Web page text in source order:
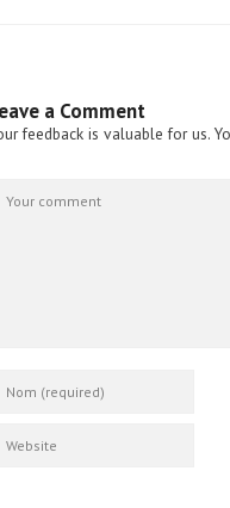
a Comment
feedback is valuable for us.